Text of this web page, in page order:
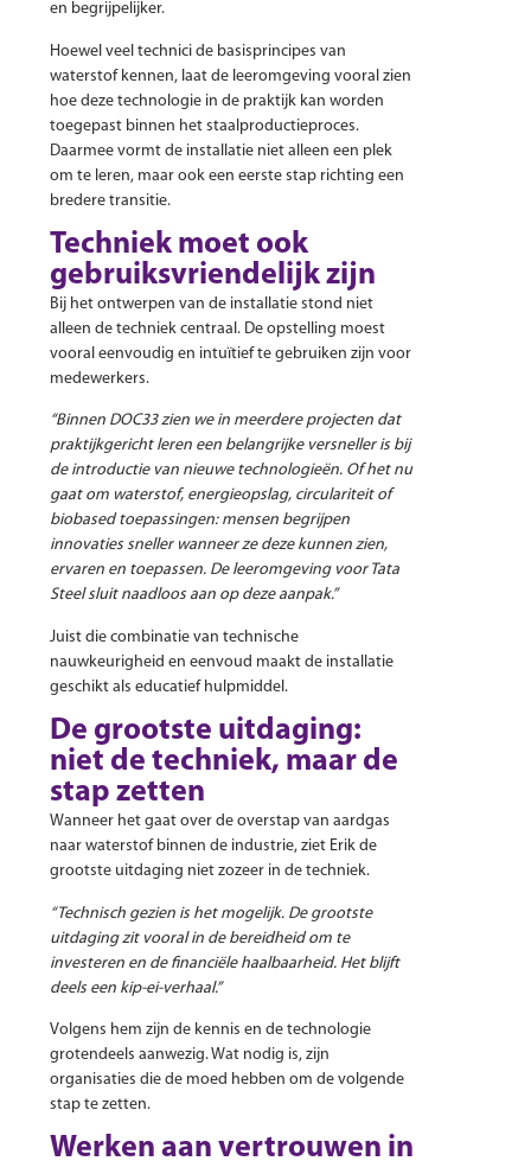
en begrijpelijker.
Hoewel veel technici de basisprincipes van
waterstof kennen, laat de leeromgeving vooral zien
hoe deze technologie in de praktijk kan worden
toegepast binnen het staalproductieproces.
Daarmee vormt de installatie niet alleen een plek
om te leren, maar ook een eerste stap richting een
bredere transitie.
Techniek moet ook
gebruiksvriendelijk zijn
Bij het ontwerpen van de installatie stond niet
alleen de techniek centraal. De opstelling moest
vooral eenvoudig en intuïtief te gebruiken zijn voor
medewerkers.
“Binnen DOC33 zien we in meerdere projecten dat
praktijkgericht leren een belangrijke versneller is bij
de introductie van nieuwe technologieën. Of het nu
gaat om waterstof, energieopslag, circulariteit of
biobased toepassingen: mensen begrijpen
innovaties sneller wanneer ze deze kunnen zien,
ervaren en toepassen. De leeromgeving voor Tata
Steel sluit naadloos aan op deze aanpak.”
Juist die combinatie van technische
nauwkeurigheid en eenvoud maakt de installatie
geschikt als educatief hulpmiddel.
De grootste uitdaging:
niet de techniek, maar de
stap zetten
Wanneer het gaat over de overstap van aardgas
naar waterstof binnen de industrie, ziet Erik de
grootste uitdaging niet zozeer in de techniek.
“Technisch gezien is het mogelijk. De grootste
uitdaging zit vooral in de bereidheid om te
investeren en de financiële haalbaarheid. Het blijft
deels een kip-ei-verhaal.”
Volgens hem zijn de kennis en de technologie
grotendeels aanwezig. Wat nodig is, zijn
organisaties die de moed hebben om de volgende
stap te zetten.
Werken aan vertrouwen in